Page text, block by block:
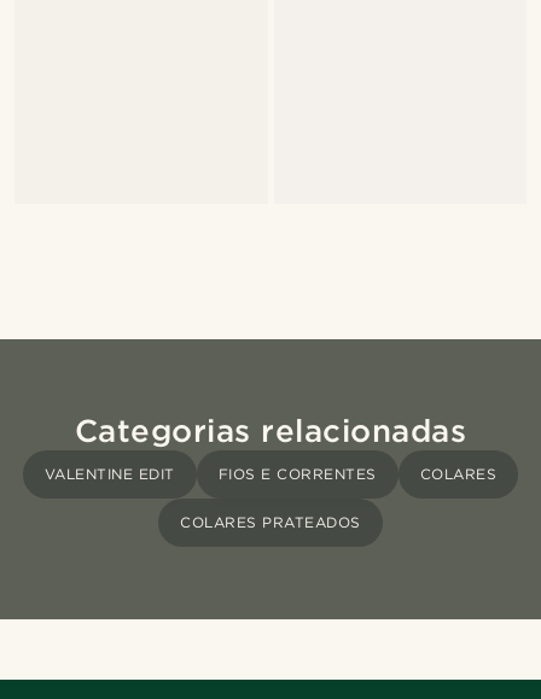
Categorias relacionadas
VALENTINE EDIT FIOS E CORRENTES COLARES
COLARES PRATEADOS